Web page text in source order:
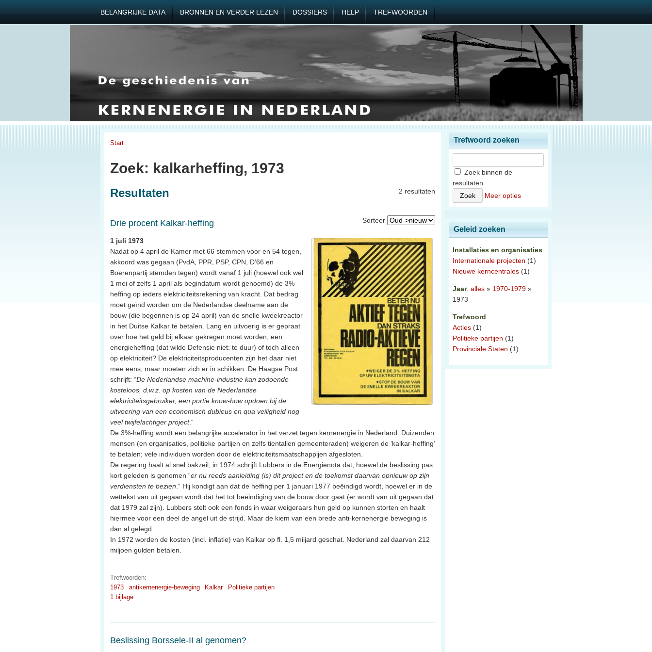
BELANGRIJKE DATA BRONNEN EN VERDER LEZEN DOSSIERS HELP TREFWOORDEN
Start
Zoek: kalkarheffing, 1973
2 resultaten
Resultaten
Sorteer
Drie procent Kalkar-heffing
1 juli 1973
Nadat op 4 april de Kamer met 66 stemmen voor en 54 tegen,
akkoord was gegaan (PvdA, PPR, PSP, CPN, D’66 en
Boerenpartij stemden tegen) wordt vanaf 1 juli (hoewel ook wel
1 mei of zelfs 1 april als begindatum wordt genoemd) de 3%
heffing op ieders elektriciteitsrekening van kracht. Dat bedrag
moet geïnd worden om de Nederlandse deelname aan de
bouw (die begonnen is op 24 april) van de snelle kweekreactor
in het Duitse Kalkar te betalen. Lang en uitvoerig is er gepraat
over hoe het geld bij elkaar gekregen moet worden; een
energieheffing (dat wilde Defensie niet: te duur) of toch alleen
op elektriciteit? De elektriciteitsproducenten zijn het daar niet
mee eens, maar moeten zich er in schikken. De Haagse Post
schrijft: “De Nederlandse machine-industrie kan zodoende
kosteloos, d.w.z. op kosten van de Nederlandse
elektriciteitsgebruiker, een portie know-how opdoen bij de
uitvoering van een economisch dubieus en qua veiligheid nog
veel twijfelachtiger project.“
De 3%-heffing wordt een belangrijke accelerator in het verzet tegen kernenergie in Nederland. Duizenden
mensen (en organisaties, politieke partijen en zelfs tientallen gemeenteraden) weigeren de ‘kalkar-heffing’
te betalen; vele individuen worden door de elektriciteitsmaatschappijen afgesloten.
De regering haalt al snel bakzeil; in 1974 schrijft Lubbers in de Energienota dat, hoewel de beslissing pas
kort geleden is genomen “er nu reeds aanleiding (is) dit project en de toekomst daarvan opnieuw op zijn
verdiensten te bezien .“ Hij kondigt aan dat de heffing per 1 januari 1977 beëindigd wordt, hoewel er in de
wettekst van uit gegaan wordt dat het tot beëindiging van de bouw door gaat (er wordt van uit gegaan dat
dat 1979 zal zijn). Lubbers stelt ook een fonds in waar weigeraars hun geld op kunnen storten en haalt
hiermee voor een deel de angel uit de strijd. Maar de kiem van een brede anti-kernenergie beweging is
dan al gelegd.
In 1972 worden de kosten (incl. inflatie) van Kalkar op fl. 1,5 miljard geschat. Nederland zal daarvan 212
miljoen gulden betalen.
Trefwoorden:
1973
antikernenergie-beweging Kalkar
Politieke partijen
1 bijlage
Beslissing Borssele-II al genomen?
Trefwoord zoeken
Zoek binnen de
resultaten
Meer opties
Geleid zoeken
Installaties en organisaties
Internationale projecten (1)
Nieuwe kerncentrales (1)
Jaar: alles » 1970-1979 »
1973
Trefwoord
Acties (1)
Politieke partijen (1)
Provinciale Staten (1)